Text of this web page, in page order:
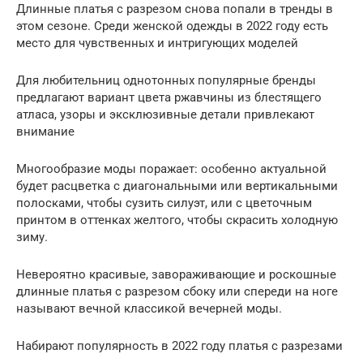
Длинные платья с разрезом снова попали в тренды в
этом сезоне. Среди женской одежды в 2022 году есть
место для чувственных и интригующих моделей
Для любительниц однотонных популярные бренды
предлагают вариант цвета ржавчины из блестящего
атласа, узоры и эксклюзивные детали привлекают
внимание
Многообразие моды поражает: особенно актуальной
будет расцветка с диагональными или вертикальными
полосками, чтобы сузить силуэт, или с цветочным
принтом в оттенках желтого, чтобы скрасить холодную
зиму.
Невероятно красивые, завораживающие и роскошные
длинные платья с разрезом сбоку или спереди на ноге
называют вечной классикой вечерней моды.
Набирают популярность в 2022 году платья с разрезами